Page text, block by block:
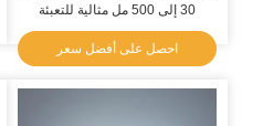
30 إلى 500 مل مثالية للتعبئة
الصناعية وسلامة المنتج
احصل على أفضل سعر